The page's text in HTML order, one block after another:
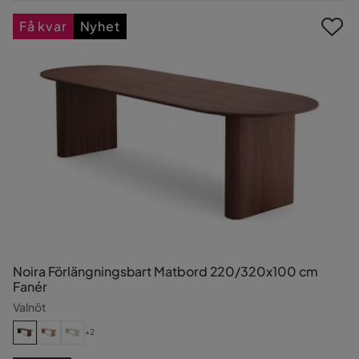
Noira Förlängningsbart Matbord 220/320x100 cm
Fanér
Valnöt
+2
Få kvar Nyhet